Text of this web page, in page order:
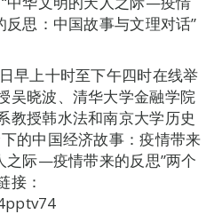
反思：中国故事与文理对话”
早上十时至下午四时在线举
吴晓波、清华大学金融学院
教授韩水法和南京大学历史
的中国经济故事：疫情带来
之际—疫情带来的反思”两个
接：